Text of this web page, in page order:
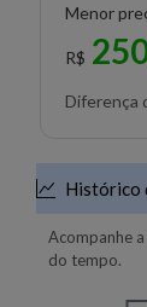
Menor
R$
Diferença
Histórico
Acompanhe
do tempo.